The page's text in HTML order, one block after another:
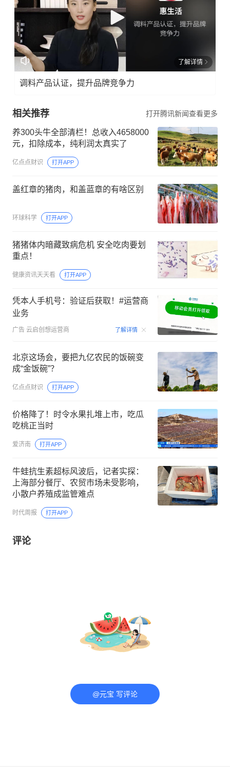
了解详情
调料产品认证，提升品牌竞争力
相关推荐 打开腾讯新闻查看更多
养300头牛全部清栏！总收入4658000
元，扣除成本，纯利润太真实了
亿点点财识 打开APP
盖红章的猪肉，和盖蓝章的有啥区别
环球科学 打开APP
猪猪体内暗藏致病危机 安全吃肉要划
重点！
健康资讯天天看 打开APP
凭本人手机号：验证后获取！#运营商
业务
广告 云启创想运营商 了解详情 00:15
北京这场会，要把九亿农民的饭碗变
成“金饭碗”？
亿点点财识 打开APP
价格降了！时令水果扎堆上市，吃瓜
吃桃正当时
爱济南 打开APP
牛蛙抗生素超标风波后，记者实探：
上海部分餐厅、农贸市场未受影响，
小散户养殖成监管难点
时代周报 打开APP
评论
@元宝 写评论